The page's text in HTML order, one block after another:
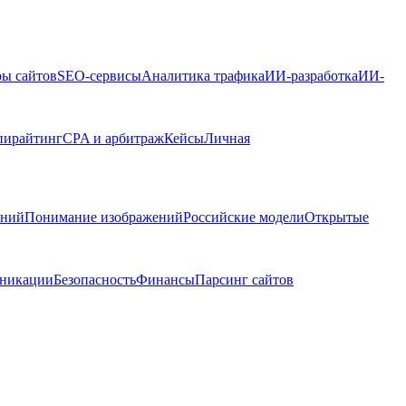
сайтовSEO-сервисыАналитика трафикаИИ-разработкаИИ-
CPA и арбитражКейсыЛичная
Понимание изображенийРоссийские моделиОткрытые
БезопасностьФинансыПарсинг сайтов